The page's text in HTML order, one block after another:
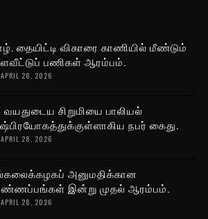
தையிட்டி விகாரை காணியில் மீண்டும்
பணிகள் ஆரம்பம்.
APRIL 28, 2026
வயதுடைய சிறுமியை பாலியல்
நபர் கைது.
APRIL 28, 2026
அனுமதிக்கான
இன்று முதல் ஆரம்பம்.
APRIL 28, 2026